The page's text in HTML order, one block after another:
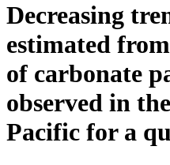
Decreasing
estimated
of carbonate
observed in
Pacific for a